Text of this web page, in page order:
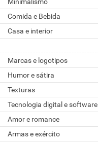
Comida e Bebida
Casa e interior
Marcas e logotipos
Humor e sátira
Texturas
Tecnologia digital e software
Amor e romance
Armas e exército